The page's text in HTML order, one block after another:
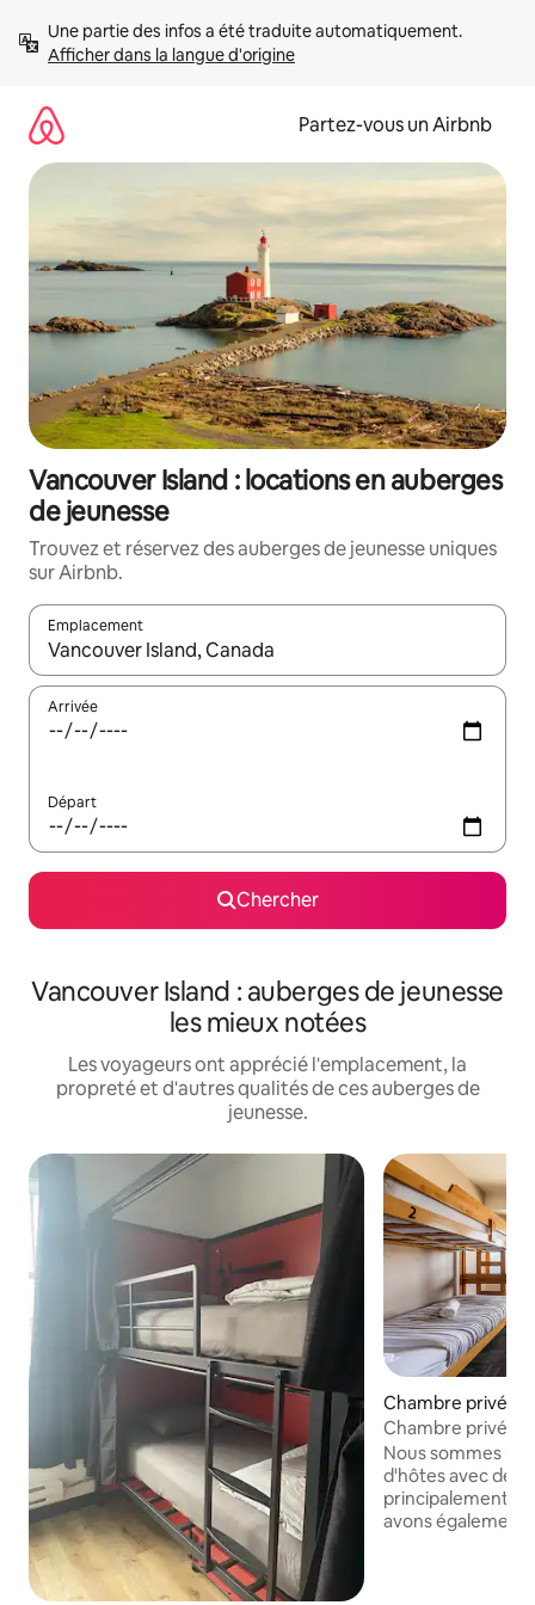
directement
Afficher dans la langue d'origine
Partez-vous un Airbnb
Vancouver Island : locations en auberges
de jeunesse
Trouvez et réservez des auberges de jeunesse uniques
sur Airbnb.
Emplacement
Quand les résultats sont affichés, parcourez-les en utilisant
Arrivée
Départ
Chercher
Vancouver Island : auberges de jeunesse
les mieux notées
Les voyageurs ont apprécié l'emplacement, la
propreté et d'autres qualités de ces auberges de
jeunesse.
Chambre privée ·
Chambre privée
salles de bain
Nous sommes
d'hôtes avec des
principalement
avons également